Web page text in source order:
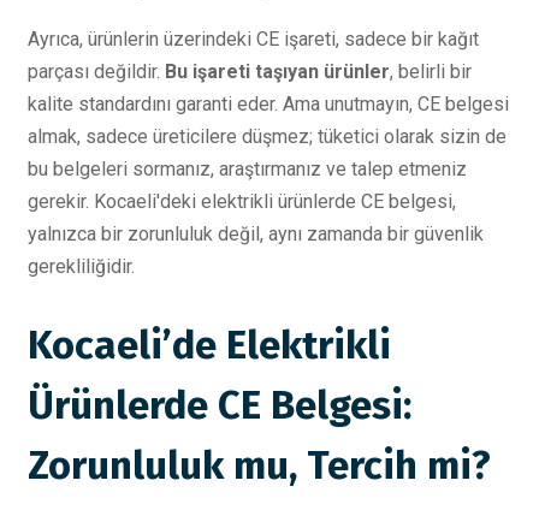
Ayrıca, ürünlerin üzerindeki CE işareti, sadece bir kağıt
parçası değildir. Bu işareti taşıyan ürünler, belirli bir
kalite standardını garanti eder. Ama unutmayın, CE belgesi
almak, sadece üreticilere düşmez; tüketici olarak sizin de
bu belgeleri sormanız, araştırmanız ve talep etmeniz
gerekir. Kocaeli'deki elektrikli ürünlerde CE belgesi,
yalnızca bir zorunluluk değil, aynı zamanda bir güvenlik
gerekliliğidir.
Kocaeli’de Elektrikli
Ürünlerde CE Belgesi:
Zorunluluk mu, Tercih mi?